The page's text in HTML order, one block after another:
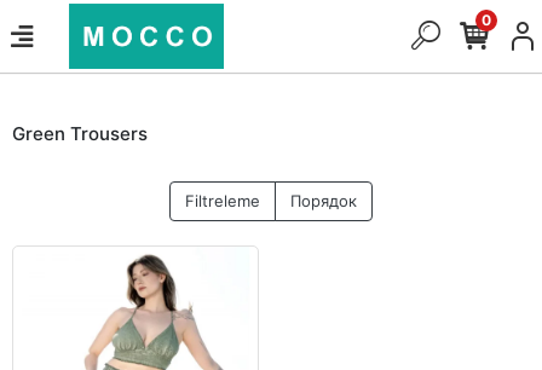
0
Green Trousers
Filtreleme Порядок